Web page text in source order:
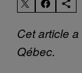
Cet article
Qébec.